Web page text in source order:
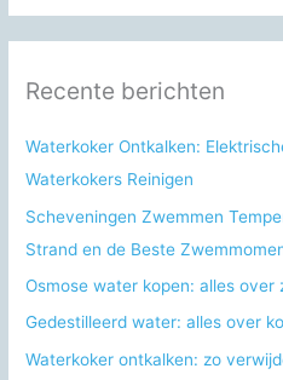
e
k
a
r
:
Recente berichten
Waterkoker Ontkalken:
Waterkokers Reinigen
Scheveningen Zwemmen
Strand en de Beste
Osmose water kopen: alles
Gedestilleerd water: alles over
Waterkoker ontkalken: zo